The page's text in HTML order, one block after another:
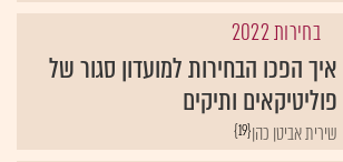
בחירות 2022
איך הפכו הבחירות למועדון סגור של
פוליטיקאים ותיקים
{19}שירית אביטן כהן